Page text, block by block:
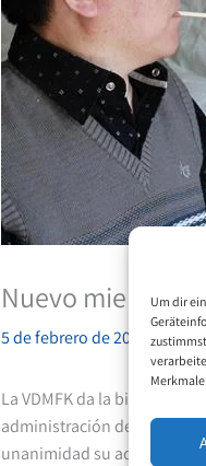
Um dir
Nuevo miembro
5 de febrero de 2021
La VDMFK da la
administración de
unanimidad su adhesión.